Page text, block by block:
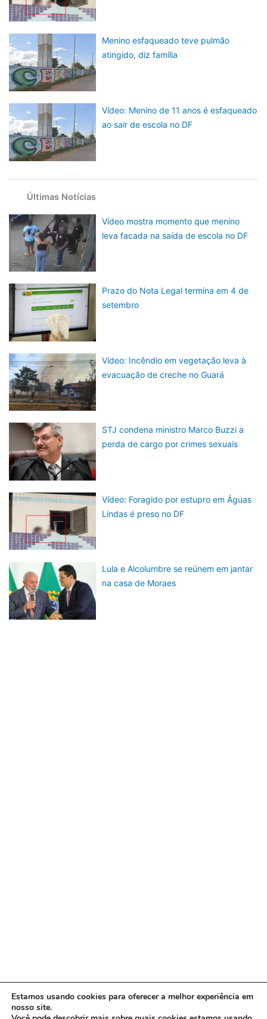
Menino esfaqueado teve pulmão
atingido, diz família
Vídeo: Menino de 11 anos é esfaqueado
ao sair de escola no DF
Últimas Notícias
Vídeo mostra momento que menino
leva facada na saída de escola no DF
Prazo do Nota Legal termina em 4 de
setembro
Vídeo: Incêndio em vegetação leva à
evacuação de creche no Guará
STJ condena ministro Marco Buzzi a
perda de cargo por crimes sexuais
Vídeo: Foragido por estupro em Águas
Lindas é preso no DF
Lula e Alcolumbre se reúnem em jantar
na casa de Moraes
Estamos usando cookies para oferecer a melhor experiência em
nosso site.